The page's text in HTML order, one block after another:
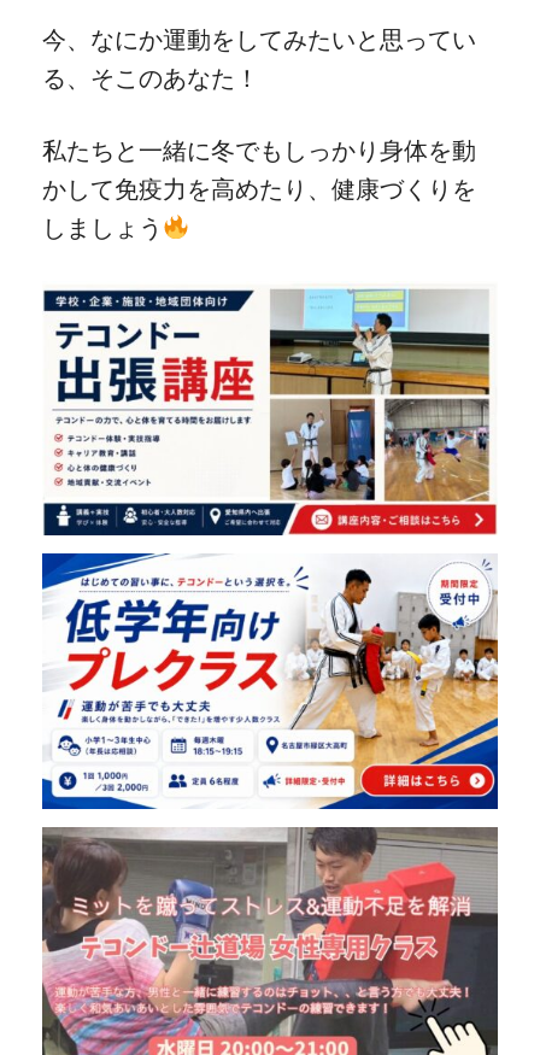
今、なにか運動をしてみたいと思ってい
る、そこのあなた！
私たちと一緒に冬でもしっかり身体を動
かして免疫力を高めたり、健康づくりを
しましょう